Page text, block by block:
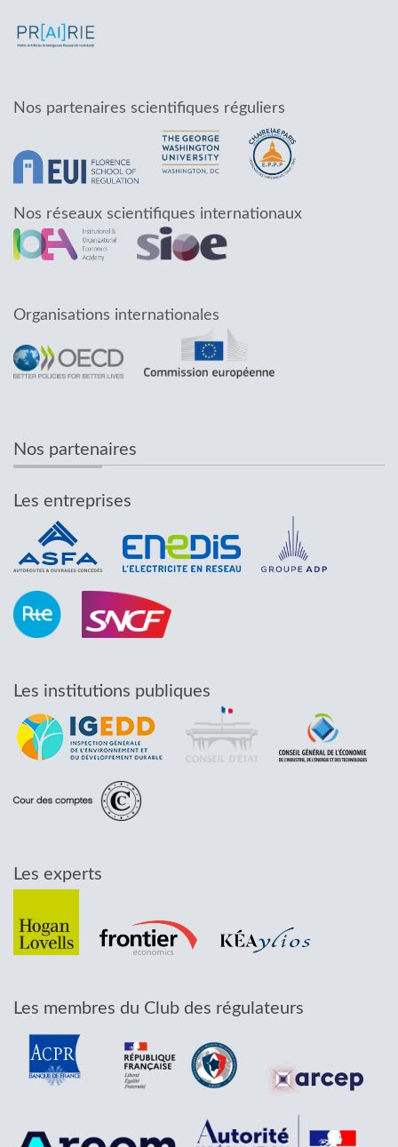
Nos partenaires scientifiques réguliers
Nos réseaux scientifiques internationaux
Organisations internationales
Nos partenaires
Les entreprises
Les institutions publiques
Les experts
Les membres du Club des régulateurs